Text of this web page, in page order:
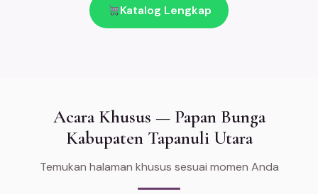
Katalog Lengkap
Acara Khusus — Papan Bunga
Kabupaten Tapanuli Utara
Temukan halaman khusus sesuai momen Anda